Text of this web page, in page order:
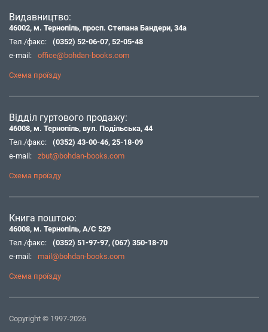
Видавництво:
46002, м. Тернопіль, просп. Степана Бандери, 34а
Тел./факс:
(0352) 52-06-07, 52-05-48
e-mail:
office@bohdan-books.com
Схема проїзду
Відділ гуртового продажу:
46008, м. Тернопіль, вул. Подільська, 44
Тел./факс:
(0352) 43-00-46, 25-18-09
e-mail:
zbut@bohdan-books.com
Схема проїзду
Книга поштою:
46008, м. Тернопіль, А/С 529
Тел./факс:
(0352) 51-97-97, (067) 350-18-70
e-mail:
mail@bohdan-books.com
Схема проїзду
Copyright © 1997-2026